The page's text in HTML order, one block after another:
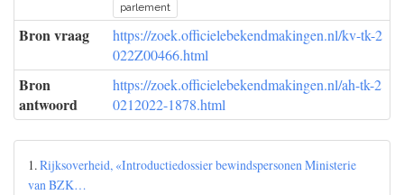
parlement
Bron vraag
https://zoek.officielebekendmakingen.nl/kv-tk-2
022Z00466.html
Bron
antwoord
https://zoek.officielebekendmakingen.nl/ah-tk-2
0212022-1878.html
1.Rijksoverheid, «Introductiedossier bewindspersonen Ministerie
van BZK…